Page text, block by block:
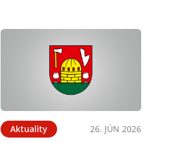
Aktuality 26. JÚN 2026